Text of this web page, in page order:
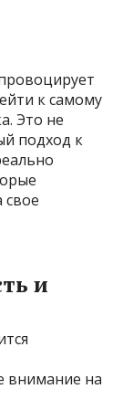
к самому
Это не
подход к
свое
и
внимание на